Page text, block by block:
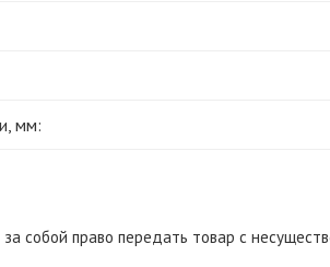
мм:
собой право передать товар с